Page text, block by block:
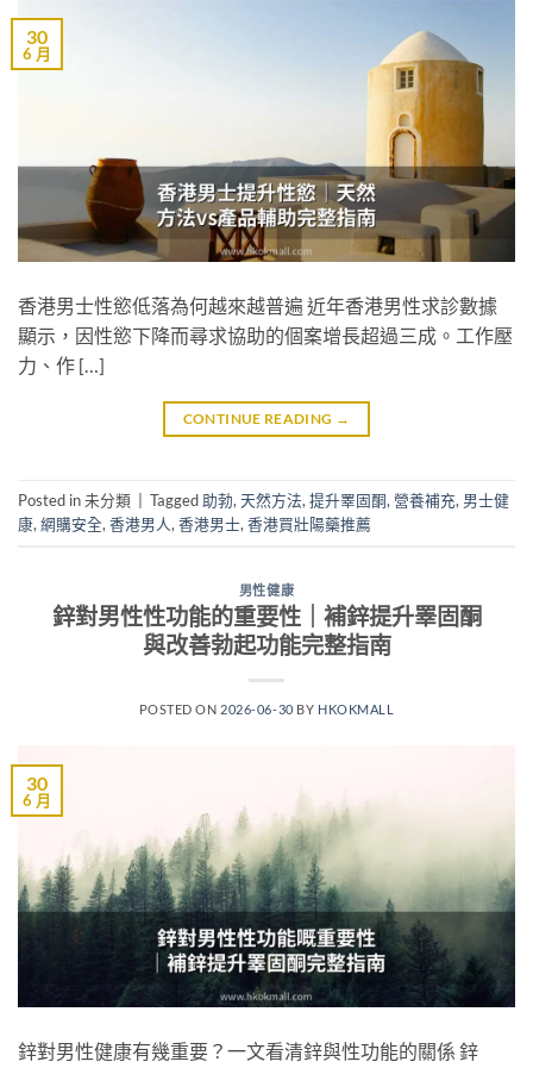
30
6 月
香港男士性慾低落為何越來越普遍 近年香港男性求診數據
顯示，因性慾下降而尋求協助的個案增長超過三成。工作壓
力、作 […]
CONTINUE READING →
Posted in 未分類 Tagged 助勃, 天然方法, 提升睪固酮, 營養補充, 男士健
康, 網購安全, 香港男人, 香港男士, 香港買壯陽藥推薦
男性健康
鋅對男性性功能的重要性｜補鋅提升睪固酮
與改善勃起功能完整指南
POSTED ON 2026-06-30 BY HKOKMALL
30
6 月
鋅對男性健康有幾重要？一文看清鋅與性功能的關係 鋅